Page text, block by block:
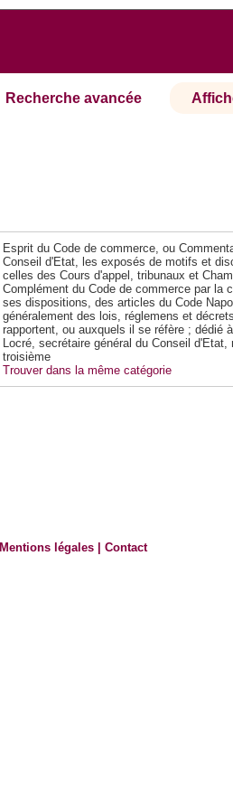
Recherche avancée
Esprit du Code de commerce, ou
Conseil d'Etat, les exposés de motifs et
celles des Cours d'appel, tribunaux et
Complément du Code de commerce par la
ses dispositions, des articles du Code
généralement des lois, réglemens et
rapportent, ou auxquels il se réfère ; dédié
Locré, secrétaire général du Conseil
troisième
Trouver dans la même catégorie
Mentions légales |Contact